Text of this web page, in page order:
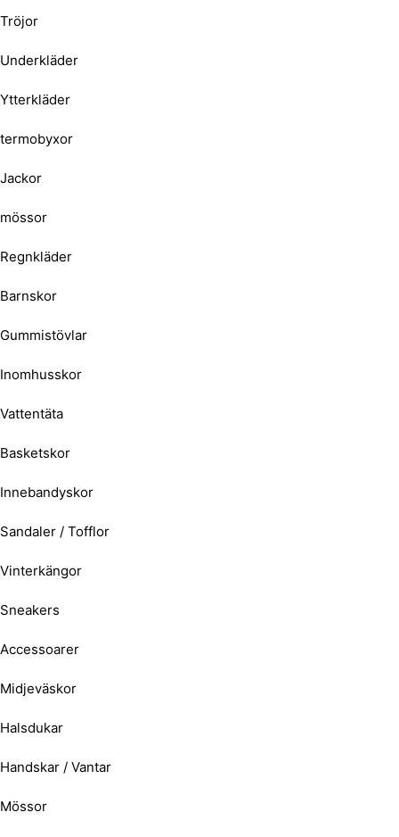
Tröjor
Underkläder
Ytterkläder
termobyxor
Jackor
mössor
Regnkläder
Barnskor
Gummistövlar
Inomhusskor
Vattentäta
Basketskor
Innebandyskor
Sandaler / Tofflor
Vinterkängor
Sneakers
Accessoarer
Midjeväskor
Halsdukar
Handskar / Vantar
Mössor